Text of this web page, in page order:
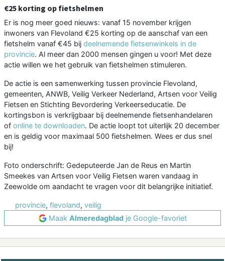
€25 korting op fietshelmen
Er is nog meer goed nieuws: vanaf 15 november krijgen
inwoners van Flevoland €25 korting op de aanschaf van een
fietshelm vanaf €45 bij deelnemende fietsenwinkels in de
provincie. Al meer dan 2000 mensen gingen u voor! Met deze
actie willen we het gebruik van fietshelmen stimuleren.
De actie is een samenwerking tussen provincie Flevoland,
gemeenten, ANWB, Veilig Verkeer Nederland, Artsen voor Veilig
Fietsen en Stichting Bevordering Verkeerseducatie. De
kortingsbon is verkrijgbaar bij deelnemende fietsenhandelaren
of online te downloaden. De actie loopt tot uiterlijk 20 december
en is geldig voor maximaal 500 fietshelmen. Wees er dus snel
bij!
Foto onderschrift: Gedeputeerde Jan de Reus en Martin
Smeekes van Artsen voor Veilig Fietsen waren vandaag in
Zeewolde om aandacht te vragen voor dit belangrijke initiatief.
provincie, flevoland, veilig
Maak Almeredagbladje Google-favoriet